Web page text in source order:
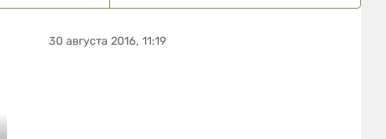
30 августа 2016, 11:19